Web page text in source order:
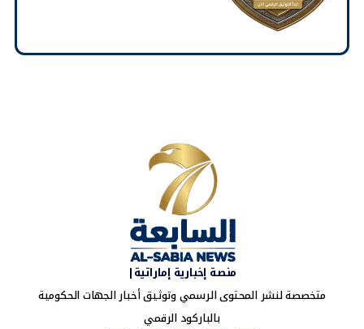
منصة إخبارية إماراتية|
متخصصة لنشر المحتوى الرسمي وتوثيق أخبار الجهات الحكومية
بالباركود الرقمي